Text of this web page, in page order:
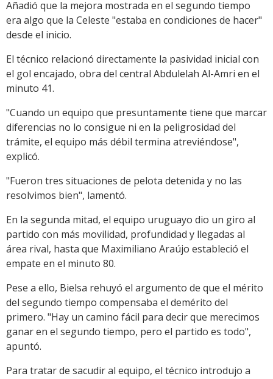
Añadió que la mejora mostrada en el segundo tiempo
era algo que la Celeste "estaba en condiciones de hacer"
desde el inicio.
El técnico relacionó directamente la pasividad inicial con
el gol encajado, obra del central Abdulelah Al-Amri en el
minuto 41.
"Cuando un equipo que presuntamente tiene que marcar
diferencias no lo consigue ni en la peligrosidad del
trámite, el equipo más débil termina atreviéndose",
explicó.
"Fueron tres situaciones de pelota detenida y no las
resolvimos bien", lamentó.
En la segunda mitad, el equipo uruguayo dio un giro al
partido con más movilidad, profundidad y llegadas al
área rival, hasta que Maximiliano Araújo estableció el
empate en el minuto 80.
Pese a ello, Bielsa rehuyó el argumento de que el mérito
del segundo tiempo compensaba el demérito del
primero. "Hay un camino fácil para decir que merecimos
ganar en el segundo tiempo, pero el partido es todo",
apuntó.
Para tratar de sacudir al equipo, el técnico introdujo a